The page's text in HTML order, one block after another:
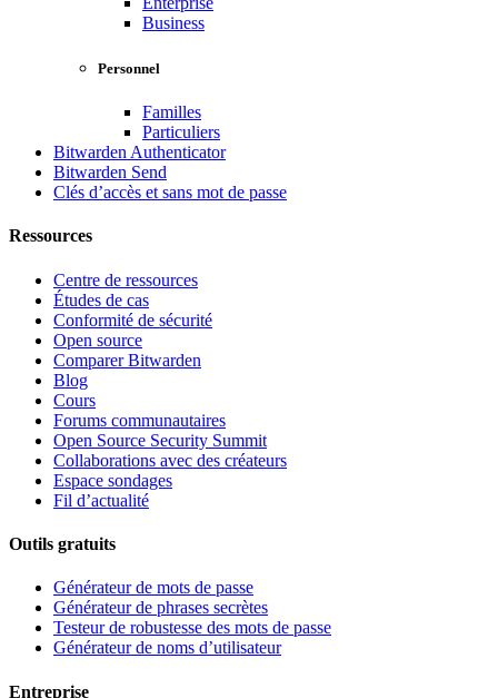
Business
Personnel
Familles
Particuliers
Bitwarden Authenticator
Bitwarden Send
Clés d’accès et sans mot de passe
Ressources
Centre de ressources
Études de cas
Conformité de sécurité
Open source
Comparer Bitwarden
Blog
Cours
Forums communautaires
Open Source Security Summit
Collaborations avec des créateurs
Espace sondages
Fil d’actualité
Outils gratuits
Générateur de mots de passe
Générateur de phrases secrètes
Testeur de robustesse des mots de passe
Générateur de noms d’utilisateur
Entreprise